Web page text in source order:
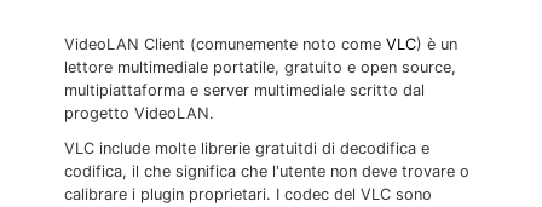
VideoLAN Client (comunemente noto comeVLC) è un
lettore multimediale portatile, gratuito e open source,
multipiattaforma e server multimediale scritto dal
progetto VideoLAN.
VLC include molte librerie gratuitdi di decodifica e
codifica, il che significa che l'utente non deve trovare o
calibrare i plugin proprietari. I codec del VLC sono